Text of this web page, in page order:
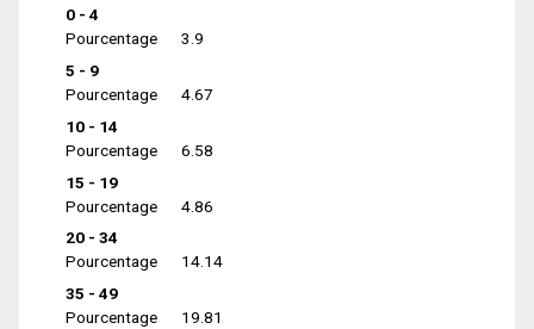
0 - 4
Pourcentage
3.9
5 - 9
Pourcentage
4.67
10 - 14
Pourcentage
6.58
15 - 19
Pourcentage
4.86
20 - 34
Pourcentage
14.14
35 - 49
Pourcentage
19.81